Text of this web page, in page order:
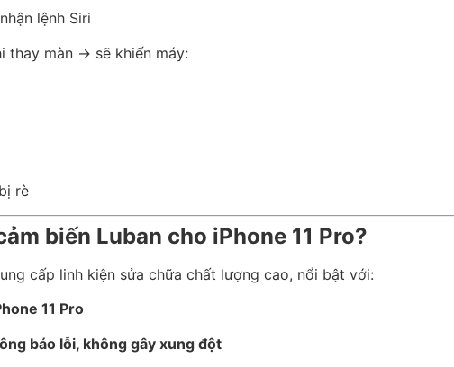
lệnh Siri
thay màn → sẽ khiến máy:
rè
biến Luban cho iPhone 11 Pro?
cấp linh kiện sửa chữa chất lượng cao, nổi bật với:
11 Pro
báo lỗi, không gây xung đột